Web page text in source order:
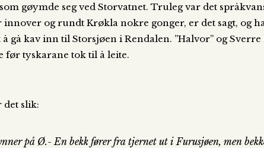
gøymde seg ved Storvatnet. Truleg var det
og rundt Krøkla nokre gonger, er det sagt, og
gå kav inn til Storsjøen i Rendalen. ”Halvor” og
før tyskarane tok til å leite.
slik:
på Ø.- En bekk fører fra tjernet ut i Furusjøen, men